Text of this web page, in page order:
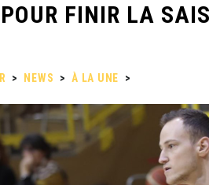
FINIR LA
> NEWS > À LA UNE >